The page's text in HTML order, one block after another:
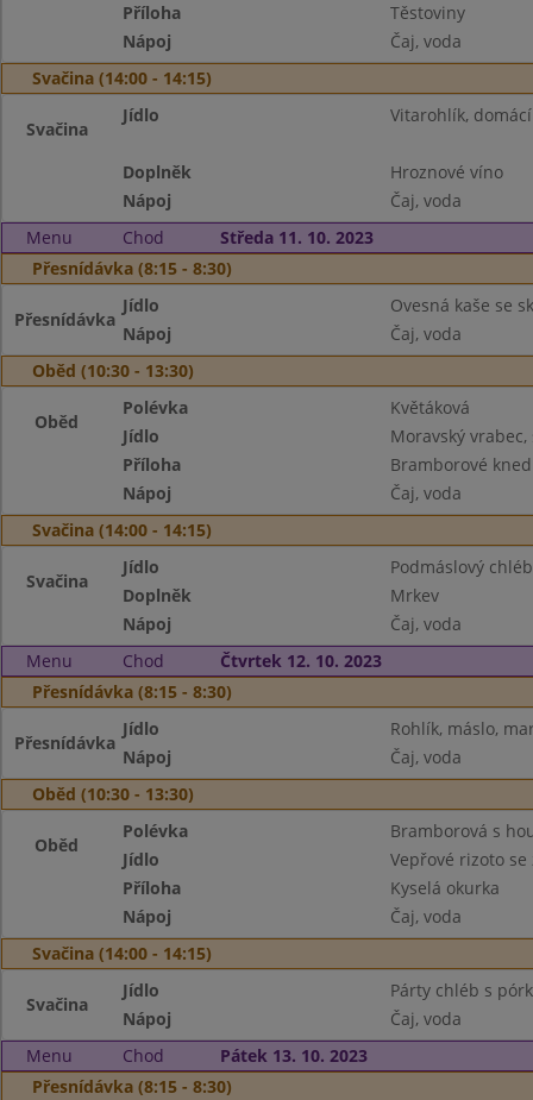
Příloha
Těstoviny
Nápoj
Čaj, voda
Svačina (14:00 - 14:15)
Svačina
Jídlo Vitarohlík,
Doplněk
Hroznové víno
Nápoj
Čaj, voda
Menu
Chod
Středa 11. 10. 2023
Přesnídávka (8:15 - 8:30)
Přesnídávka
Jídlo
Ovesná kaše se
Nápoj
Čaj, voda
Oběd (10:30 - 13:30)
Oběd
Polévka
Květáková
Jídlo
Moravský
Příloha
Bramborové
Nápoj
Čaj, voda
Svačina (14:00 - 14:15)
Svačina
Jídlo
Podmáslový
Doplněk
Mrkev
Nápoj
Čaj, voda
Menu
Chod
Čtvrtek 12. 10. 2023
Přesnídávka (8:15 - 8:30)
Přesnídávka
Jídlo
Rohlík, máslo,
Nápoj
Čaj, voda
Oběd (10:30 - 13:30)
Oběd
Polévka
Bramborová s
Jídlo
Vepřové rizoto
Příloha
Kyselá okurka
Nápoj
Čaj, voda
Svačina (14:00 - 14:15)
Svačina
Jídlo
Párty chléb s
Nápoj
Čaj, voda
Menu
Chod
Pátek 13. 10. 2023
Přesnídávka (8:15 - 8:30)